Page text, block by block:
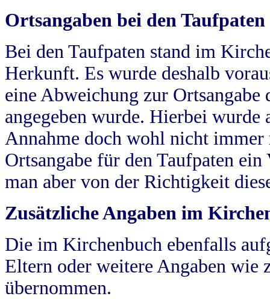
Ortsangaben bei den Taufpaten
Bei den Taufpaten stand im
Herkunft. Es wurde deshalb
eine Abweichung zur
angegeben wurde. Hierbei wurde
Annahme doch wohl nicht
Ortsangabe für den Taufpaten
man aber von der Richtigkeit
Zusätzliche Angaben im
Die im Kirchenbuch ebenfalls
Eltern oder weitere Angaben wie
übernommen.